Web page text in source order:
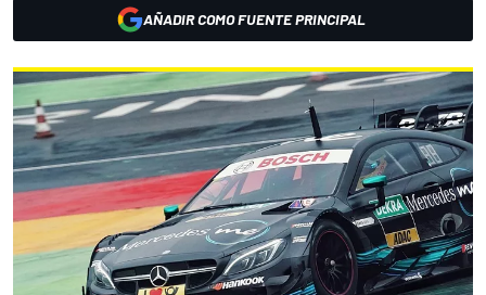
AÑADIR COMO FUENTE PRINCIPAL